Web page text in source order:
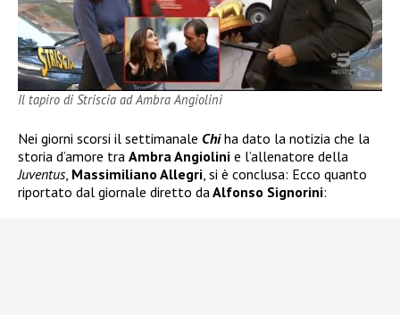
Il tapiro di Striscia ad Ambra Angiolini
Nei giorni scorsi il settimanale Chiha dato la notizia che la
storia d’amore tra Ambra Angiolini e l’allenatore della
Juventus, Massimiliano Allegri , si è conclusa: Ecco quanto
riportato dal giornale diretto da Alfonso Signorini: